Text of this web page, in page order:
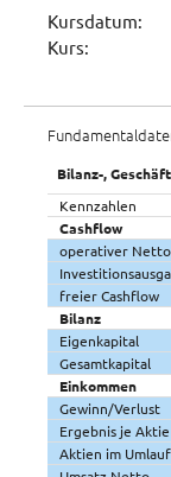
Kursdatum:
Kurs:
Bilanz-,
Kennzahlen
Cashflow
operativer Netto
freier Cashflow
Bilanz
Eigenkapital
Gesamtkapital
Einkommen
Gewinn/Verlust
Ergebnis je
Aktien im Umlauf